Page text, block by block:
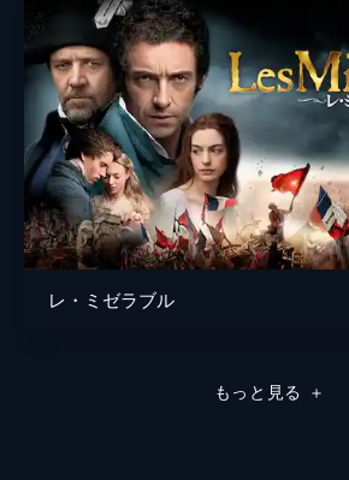
レ・ミゼラブル
もっと見る ＋